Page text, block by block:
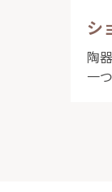
シ
陶
一